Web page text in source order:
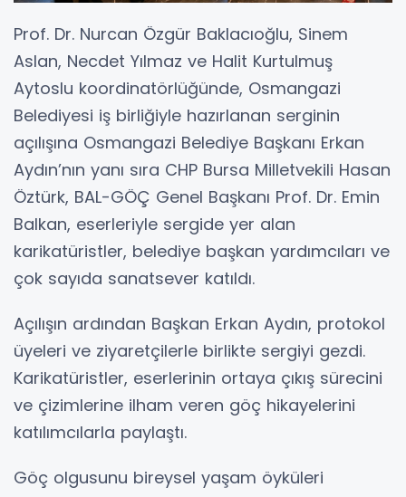
Prof. Dr. Nurcan Özgür Baklacıoğlu, Sinem
Aslan, Necdet Yılmaz ve Halit Kurtulmuş
Aytoslu koordinatörlüğünde, Osmangazi
Belediyesi iş birliğiyle hazırlanan serginin
açılışına Osmangazi Belediye Başkanı Erkan
Aydın’nın yanı sıra CHP Bursa Milletvekili Hasan
Öztürk, BAL-GÖÇ Genel Başkanı Prof. Dr. Emin
Balkan, eserleriyle sergide yer alan
karikatüristler, belediye başkan yardımcıları ve
çok sayıda sanatsever katıldı.
Açılışın ardından Başkan Erkan Aydın, protokol
üyeleri ve ziyaretçilerle birlikte sergiyi gezdi.
Karikatüristler, eserlerinin ortaya çıkış sürecini
ve çizimlerine ilham veren göç hikayelerini
katılımcılarla paylaştı.
Göç olgusunu bireysel yaşam öyküleri